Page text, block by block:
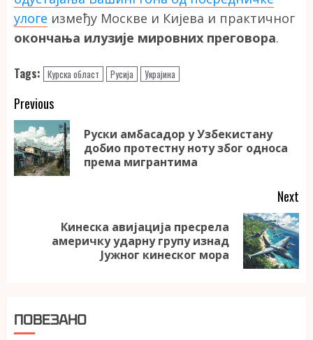
улоге између Москве и Кијева и практичног
окончања илузије мировних преговора.
Tags: Курска област Русија Украјина
Continue
Reading
Previous
Руски амбасадор у Узбекистану
добио протестну ноту због односа
према мигрантима
Next
Кинеска авијација пресрела
америчку ударну групу изнад
Јужног кинеског мора
ПОВЕЗАНО